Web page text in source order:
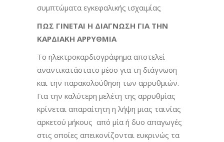
συμπτώματα εγκεφαλικής ισχαιμίας
ΠΩΣ ΓΙΝΕΤΑΙ Η ΔΙΑΓΝΩΣΗ ΓΙΑ ΤΗΝ
ΚΑΡΔΙΑΚΗ ΑΡΡΥΘΜΙΑ
Το ηλεκτροκαρδιογράφημα αποτελεί
αναντικατάστατο μέσο για τη διάγνωση
και την παρακολούθηση των αρρυθμιών.
Για την καλύτερη μελέτη της αρρυθμίας
κρίνεται απαραίτητη η λήψη μιας ταινίας
αρκετού μήκους από μία ή δυο απαγωγές
στις οποίες απεικονίζονται ευκρινώς τα